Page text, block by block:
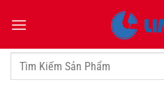
qua
dungTìm